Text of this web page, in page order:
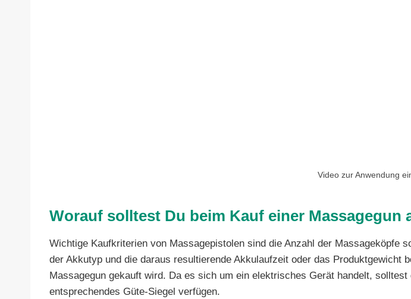
Video zur Anwendung
Worauf solltest Du beim Kauf einer Massagegun
Wichtige Kaufkriterien von Massagepistolen sind die Anzahl der Massageköpfe
der Akkutyp und die daraus resultierende Akkulaufzeit oder das Produktgewicht
Massagegun gekauft wird. Da es sich um ein elektrisches Gerät handelt,
entsprechendes Güte-Siegel verfügen.